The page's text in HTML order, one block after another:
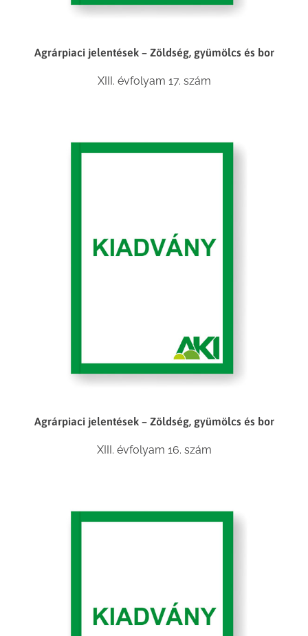
Agrárpiaci jelentések – Zöldség, gyümölcs és bor
XIII. évfolyam 17. szám
Agrárpiaci jelentések – Zöldség, gyümölcs és bor
XIII. évfolyam 16. szám